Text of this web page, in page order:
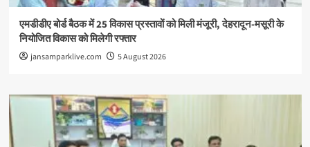
एमडीडीए बोर्ड बैठक में 25 विकास प्रस्तावों को मिली मंजूरी, देहरादून-मसूरी के
नियोजित विकास को मिलेगी रफ्तार
jansamparklive.com 5 August 2026